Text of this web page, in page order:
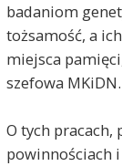
badaniom
tożsamość, a
miejsca
szefowa MKiDN.
O tych pracach,
powinnościach